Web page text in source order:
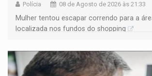
Polícia 08 de Agosto de 2026 às 21:33
Mulher tentou escapar correndo para a
localizada nos fundos do shopping